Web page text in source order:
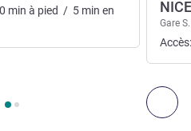
1 :, Accès & Transport 2 :
min à pied / 5 min en
Gare